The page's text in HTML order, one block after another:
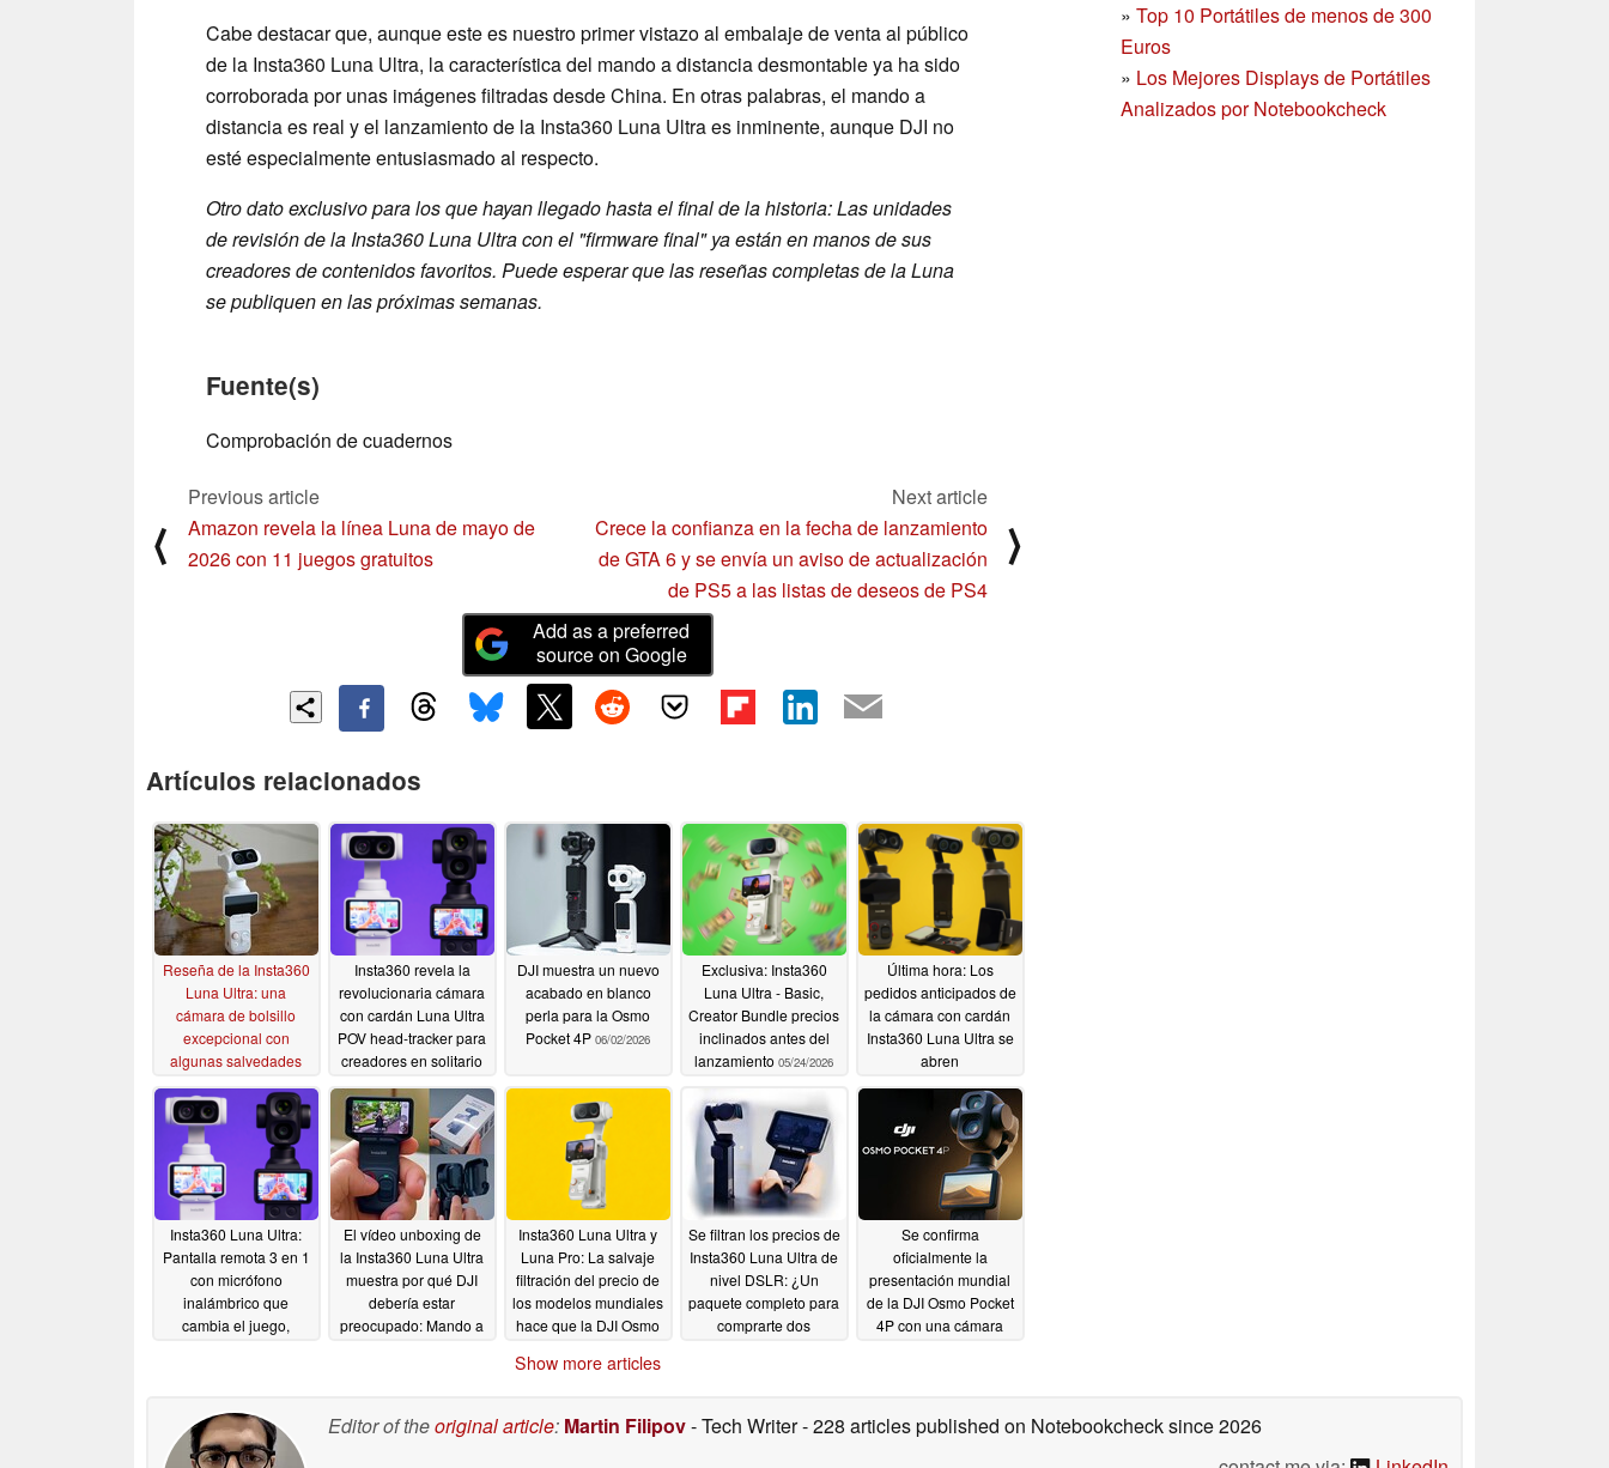
» Top 10 Portátiles de menos de 300
Euros
» Los Mejores Displays de Portátiles
Analizados por Notebookcheck
Cabe destacar que, aunque este es nuestro primer vistazo al embalaje de venta al público
de la Insta360 Luna Ultra, la característica del mando a distancia desmontable ya ha sido
corroborada por unas imágenes filtradas desde China. En otras palabras, el mando a
distancia es real y el lanzamiento de la Insta360 Luna Ultra es inminente, aunque DJI no
esté especialmente entusiasmado al respecto.
Otro dato exclusivo para los que hayan llegado hasta el final de la historia: Las unidades
de revisión de la Insta360 Luna Ultra con el "firmware final" ya están en manos de sus
creadores de contenidos favoritos. Puede esperar que las reseñas completas de la Luna
se publiquen en las próximas semanas.
Fuente(s)
Comprobación de cuadernos
⟨
Previous article
Amazon revela la línea Luna de mayo de
2026 con 11 juegos gratuitos
Next article
Crece la confianza en la fecha de lanzamiento
de GTA 6 y se envía un aviso de actualización
de PS5 a las listas de deseos de PS4
⟩
Add as a preferred
source on Google
Artículos relacionados
Reseña de la Insta360
Luna Ultra: una
cámara de bolsillo
excepcional con
algunas salvedades
07/12/2026
Insta360 revela la
revolucionaria cámara
con cardán Luna Ultra
POV head-tracker para
creadores en solitario
06/04/2026
DJI muestra un nuevo
acabado en blanco
perla para la Osmo
Pocket 4P 06/02/2026
Exclusiva: Insta360
Luna Ultra - Basic,
Creator Bundle precios
inclinados antes del
lanzamiento 05/24/2026
Última hora: Los
pedidos anticipados de
la cámara con cardán
Insta360 Luna Ultra se
abren
especificaciones e
imágenes oficiales
05/24/2026
Insta360 Luna Ultra:
Pantalla remota 3 en 1
con micrófono
inalámbrico que
cambia el juego,
El vídeo unboxing de
la Insta360 Luna Ultra
muestra por qué DJI
debería estar
preocupado: Mando a
Insta360 Luna Ultra y
Luna Pro: La salvaje
filtración del precio de
los modelos mundiales
hace que la DJI Osmo
barata05/14/2026
Se filtran los precios de
Insta360 Luna Ultra de
nivel DSLR: ¿Un
paquete completo para
comprarte dos
Se confirma
oficialmente la
presentación mundial
de la DJI Osmo Pocket
4P con una cámara
Show more articles
Editor of theoriginal article: Martin Filipov- Tech Writer- 228 articles published on Notebookchecksince 2026